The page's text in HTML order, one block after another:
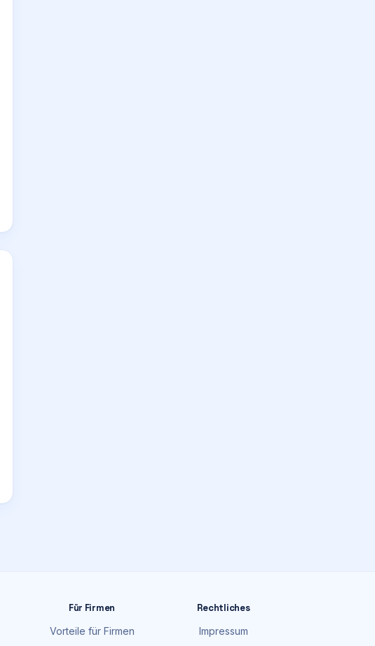
Für Firmen
Vorteile für Firmen
Rechtliches
Impressum